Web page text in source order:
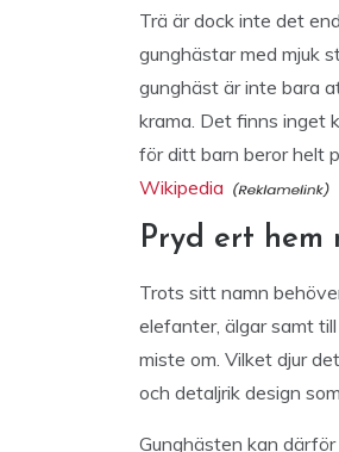
Trä är dock inte det
gunghästar med mjuk
gunghäst är inte bara
krama. Det finns inget
för ditt barn beror helt
Wikipedia
Pryd ert hem
Trots sitt namn
elefanter, älgar samt
miste om. Vilket djur
och detaljrik design
Gunghästen kan